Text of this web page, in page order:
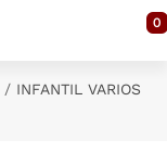
0
INFANTIL VARIOS